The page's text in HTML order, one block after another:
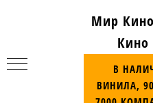
Мир
Кино
В
ВИНИЛА,